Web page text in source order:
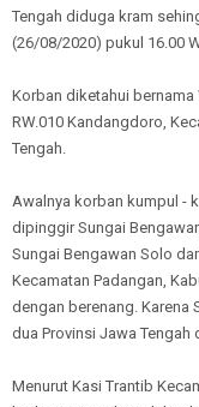
Tengah diduga kram
(26/08/2020) pukul 16.00
Korban diketahui bernama
RW.010 Kandangdoro,
Tengah.
Awalnya korban kumpul -
dipinggir Sungai
Sungai Bengawan Solo
Kecamatan Padangan,
dengan berenang. Karena
dua Provinsi Jawa Tengah
Menurut Kasi Trantib